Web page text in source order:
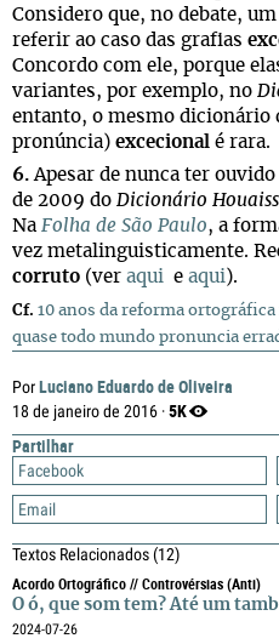
PorLuciano Eduardo de Oliveira
18 de janeiro de 2016 ·5K
Partilhar
Facebook
Email
Textos Relacionados(12)
Acordo Ortográfico // Controvérsias (anti)
O ó, que som tem? Até um
2024-07-26
Considero que, no debate,
referir ao caso das grafias
Concordo com ele, porque
variantes, por exemplo, no
entanto, o mesmo dicionário
pronúncia) excecional é rara.
6. Apesar de nunca ter ouvido
de 2009 do Dicionário Houaiss
Na Folha de São Paulo, a
vez metalinguisticamente.
corruto (ver aqui e aqui).
Cf. 10 anos da reforma
quase todo mundo pronuncia